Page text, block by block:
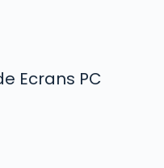
Ecrans PC